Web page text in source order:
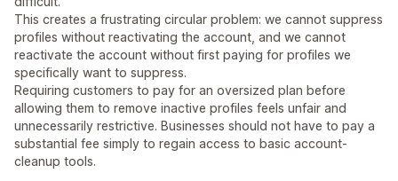
This creates a frustrating circular problem: we cannot suppress
profiles without reactivating the account, and we cannot
reactivate the account without first paying for profiles we
specifically want to suppress.
Requiring customers to pay for an oversized plan before
allowing them to remove inactive profiles feels unfair and
unnecessarily restrictive. Businesses should not have to pay a
substantial fee simply to regain access to basic account-
cleanup tools.